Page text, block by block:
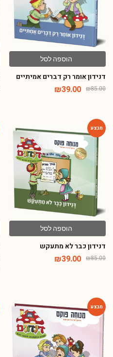
הוספה לסל
דנידון אומר רק דברים אמיתיים
₪85.00
₪39.00
הוספה לסל
דנידון כבר לא מתעקש
₪85.00
₪39.00